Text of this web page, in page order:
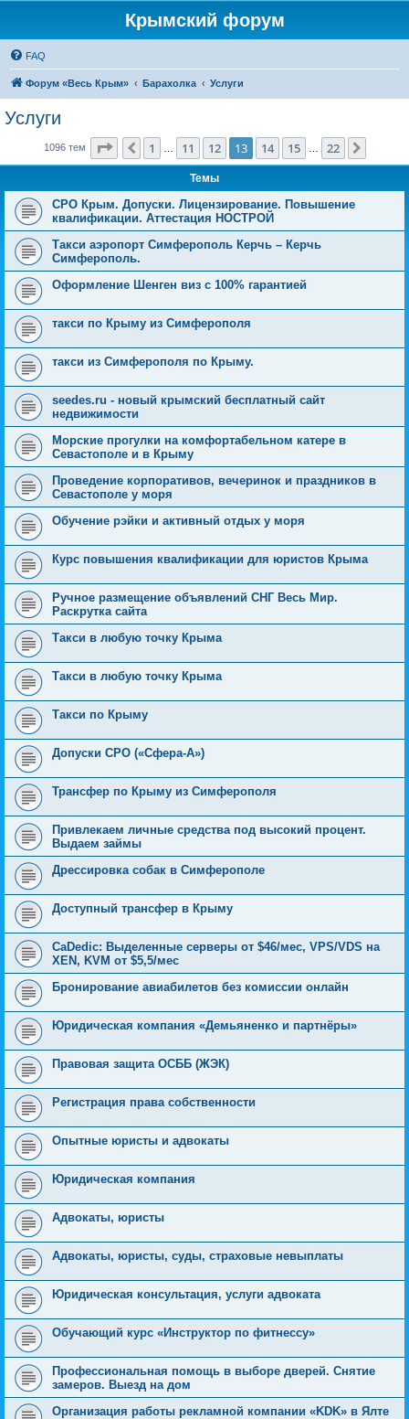
Крымский форум
FAQ
Форум «Весь Крым» Барахолка Услуги
Услуги
1096 тем Страница 13из 22
Пред.
1 11 12 13 14 15 22
Темы
СРО Крым. Допуски. Лицензирование. Повышение
квалификации. Аттестация НОСТРОЙ
Такси аэропорт Симферополь Керчь – Керчь
Симферополь.
Оформление Шенген виз с 100% гарантией
такси по Крыму из Симферополя
такси из Симферополя по Крыму.
seedes.ru - новый крымский бесплатный сайт
недвижимости
Морские прогулки на комфортабельном катере в
Севастополе и в Крыму
Проведение корпоративов, вечеринок и праздников в
Севастополе у моря
Обучение рэйки и активный отдых у моря
Курс повышения квалификации для юристов Крыма
Ручное размещение объявлений СНГ Весь Мир.
Раскрутка сайта
Такси в любую точку Крыма
Такси в любую точку Крыма
Такси по Крыму
Допуски СРО («Сфера-А»)
Трансфер по Крыму из Симферополя
Привлекаем личные средства под высокий процент.
Выдаем займы
Дрессировка собак в Симферополе
Доступный трансфер в Крыму
CaDedic: Выделенные серверы от $46/мес, VPS/VDS на
XEN, KVM от $5,5/мес
Бронирование авиабилетов без комиссии онлайн
Юридическая компания «Демьяненко и партнёры»
Правовая защита ОСББ (ЖЭК)
Регистрация права собственности
Опытные юристы и адвокаты
Юридическая компания
Адвокаты, юристы
Адвокаты, юристы, суды, страховые невыплаты
Юридическая консультация, услуги адвоката
Обучающий курс «Инструктор по фитнессу»
Профессиональная помощь в выборе дверей. Снятие
замеров. Выезд на дом
Организация работы рекламной компании «KDK» в Ялте